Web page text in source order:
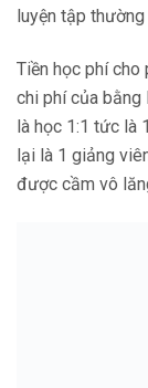
luyện tập
Tiền học phí cho
chi phí của bằng
là học 1:1 tức là
lại là 1 giảng
được cầm vô